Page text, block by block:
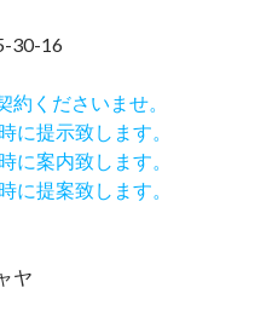
30-16
くださいませ。
に提示致します。
に案内致します。
に提案致します。
ヤ